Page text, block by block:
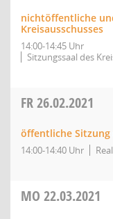
nichtöffentliche
Kreisausschusses
14:00-14:45 Uhr
Sitzungssaal des
FR26.02.2021
öffentliche Sitzung
14:00-14:40 Uhr
MO 22.03.2021